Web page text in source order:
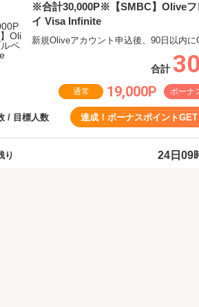
※合計30,000P※【SMBC】Oliveフ
イ Visa Infinite
合計
通常 19,000P ボーナ
/ 目標人数 達成！ボーナスポイントGET
り 24日09